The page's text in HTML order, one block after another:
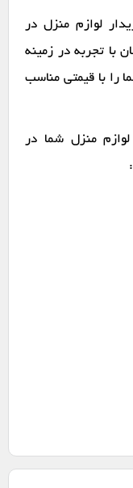
لوازم منزل در
با تجربه در زمینه
را با قیمتی مناسب
منزل شما در